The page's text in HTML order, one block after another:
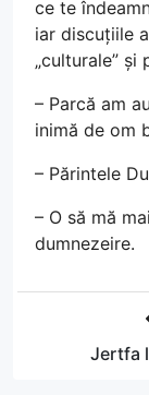
ce te
iar discuțiile
„culturale” și
– Parcă am
inimă de om
– Părintele
– O să mă
dumnezeire.
Jertfa